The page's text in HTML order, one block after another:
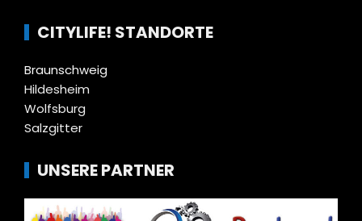
CITYLIFE! STANDORTE
Braunschweig
Hildesheim
Wolfsburg
Salzgitter
UNSERE PARTNER